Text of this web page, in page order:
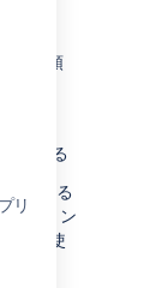
リ
の手順
にする
使用する
ーション
ンを使
。